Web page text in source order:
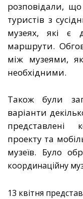
розповідали,
туристів з
музеях, які є
маршрути.
між музеями,
необхідними.
Також були
варіанти
представлені
проекту та
музеїв. Було
координаційну
13 квітня